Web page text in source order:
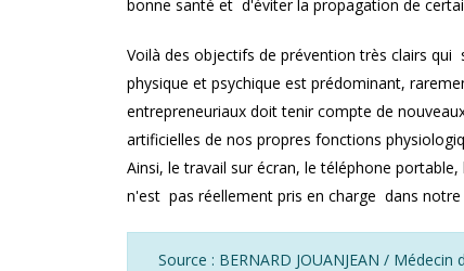
bonne santé et d'éviter la propagation de
Voilà des objectifs de prévention très clairs
physique et psychique est prédominant,
entrepreneuriaux doit tenir compte de
artificielles de nos propres fonctions
Ainsi, le travail sur écran, le téléphone
n'est pas réellement pris en charge dans
Source : BERNARD JOUANJEAN / Médecin